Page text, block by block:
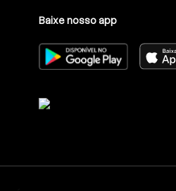
Baixe nosso app